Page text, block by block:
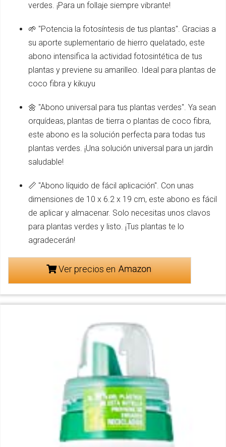
verdes. ¡Para un follaje siempre vibrante!
🌱 "Potencia la fotosíntesis de tus plantas". Gracias a
su aporte suplementario de hierro quelatado, este
abono intensifica la actividad fotosintética de tus
plantas y previene su amarilleo. Ideal para plantas de
coco fibra y kikuyu
🌼 "Abono universal para tus plantas verdes". Ya sean
orquídeas, plantas de tierra o plantas de coco fibra,
este abono es la solución perfecta para todas tus
plantas verdes. ¡Una solución universal para un jardín
saludable!
📏 "Abono líquido de fácil aplicación". Con unas
dimensiones de 10 x 6.2 x 19 cm, este abono es fácil
de aplicar y almacenar. Solo necesitas unos clavos
para plantas verdes y listo. ¡Tus plantas te lo
agradecerán!
Ver precios en